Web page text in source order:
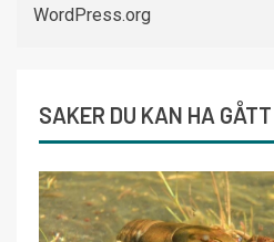
WordPress.org
SAKER DU KAN HA